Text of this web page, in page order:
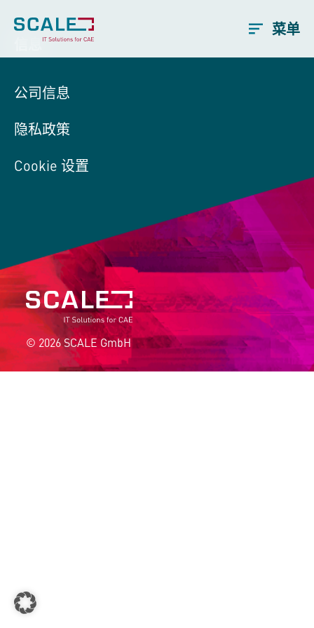
菜单
© 2026 SCALE GmbH
公司信息
隐私政策
Cookie 设置